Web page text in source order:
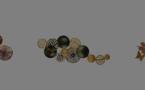
för ditt postnummer och valda